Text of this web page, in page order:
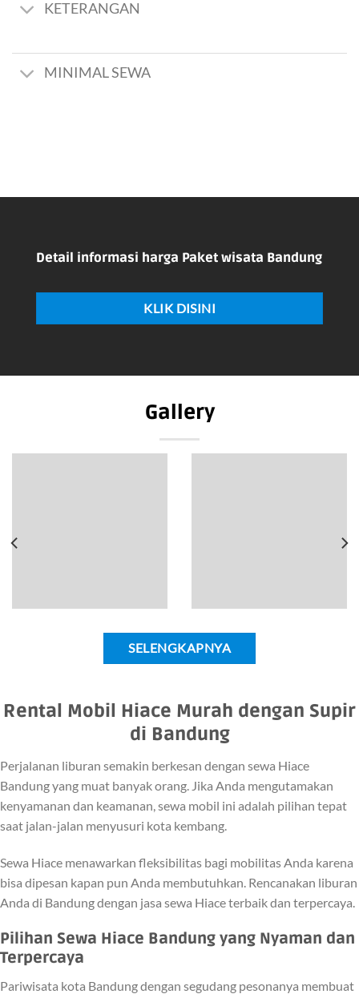
KETERANGAN
MINIMAL SEWA
Detail informasi harga Paket wisata Bandung
KLIK DISINI
Gallery
SELENGKAPNYA
Rental Mobil Hiace Murah dengan Supir
di Bandung
Perjalanan liburan semakin berkesan dengan sewa Hiace
Bandung yang muat banyak orang. Jika Anda mengutamakan
kenyamanan dan keamanan, sewa mobil ini adalah pilihan tepat
saat jalan-jalan menyusuri kota kembang.
Sewa Hiace menawarkan fleksibilitas bagi mobilitas Anda karena
bisa dipesan kapan pun Anda membutuhkan. Rencanakan liburan
Anda di Bandung dengan jasa sewa Hiace terbaik dan terpercaya.
Pilihan Sewa Hiace Bandung yang Nyaman dan
Terpercaya
Pariwisata kota Bandung dengan segudang pesonanya membuat